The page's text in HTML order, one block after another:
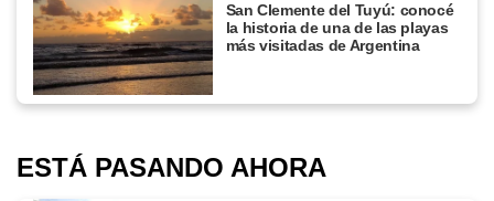
San Clemente del Tuyú: conocé
la historia de una de las playas
más visitadas de Argentina
ESTÁ PASANDO AHORA